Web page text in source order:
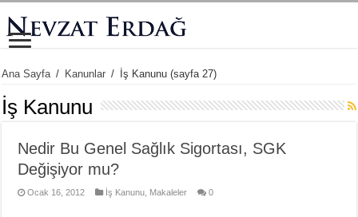
Ana Sayfa / Kanunlar / İş Kanunu (sayfa 27)
İş Kanunu
Nedir Bu Genel Sağlık Sigortası, SGK
Değişiyor mu?
Ocak 16, 2012 İş Kanunu Makaleler 0